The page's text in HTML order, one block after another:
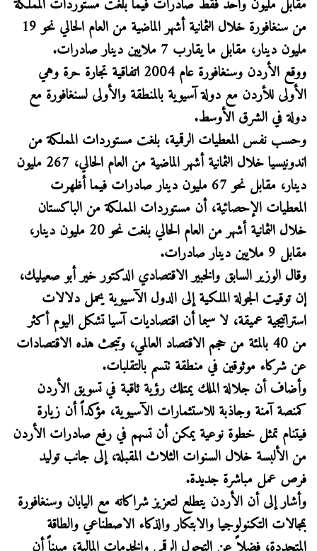
مقابل مليون واحد فقط صادرات فيما بلغت مستوردات المملكة
من سنغافورة خلال الثمانية أشهر الماضية من العام الحالي نحو 19
مليون دينار، مقابل ما يقارب 7 ملايين دينار صادرات.
ووقع الأردن وسنغافورة عام 2004 اتفاقية تجارة حرة وهي
الأولى للأردن مع دولة آسيوية بالمنطقة والأولى لسنغافورة مع
دولة في الشرق الأوسط.
وحسب نفس المعطيات الرقمية، بلغت مستوردات المملكة من
اندونيسيا خلال الثمانية أشهر الماضية من العام الحالي، 267 مليون
دينار، مقابل نحو 67 مليون دينار صادرات فيما أظهرت
المعطيات الإحصائية، أن مستوردات المملكة من الباكستان
خلال الثمانية أشهر من العام الحالي بلغت نحو 20 مليون دينار،
مقابل 9 ملايين دينار صادرات.
وقال الوزير السابق والخبير الاقتصادي الدكتور خير أبو صعيليك،
إن توقيت الجولة الملكية إلى الدول الآسيوية يحمل دلالات
استراتيجية عميقة، لا سيما أن اقتصاديات آسيا تشكل اليوم أكثر
من 40 بالمئة من حجم الاقتصاد العالمي، وتبحث هذه الاقتصادات
عن شركاء موثوقين في منطقة تتسم بالتقلبات.
وأضاف أن جلالة الملك يمتلك رؤية ثاقبة في تسويق الأردن
كمنصة آمنة وجاذبة للاستثمارات الآسيوية، مؤكداً أن زيارة
فيتنام تمثل خطوة نوعية يمكن أن تسهم في رفع صادرات الأردن
من الألبسة خلال السنوات الثلاث المقبلة، إلى جانب توليد
فرص عمل مباشرة جديدة.
وأشار إلى أن الأردن يتطلع لتعزيز شراكاته مع اليابان وسنغافورة
بمجالات التكنولوجيا والابتكار والذكاء الاصطناعي والطاقة